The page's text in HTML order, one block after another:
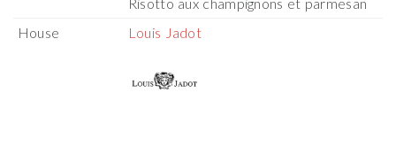
Risotto aux champignons et parmesan
House
Louis Jadot